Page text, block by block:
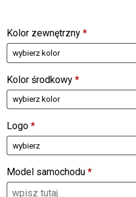
Kolor zewnętrzny *
Kolor środkowy *
Logo *
Model samochodu *